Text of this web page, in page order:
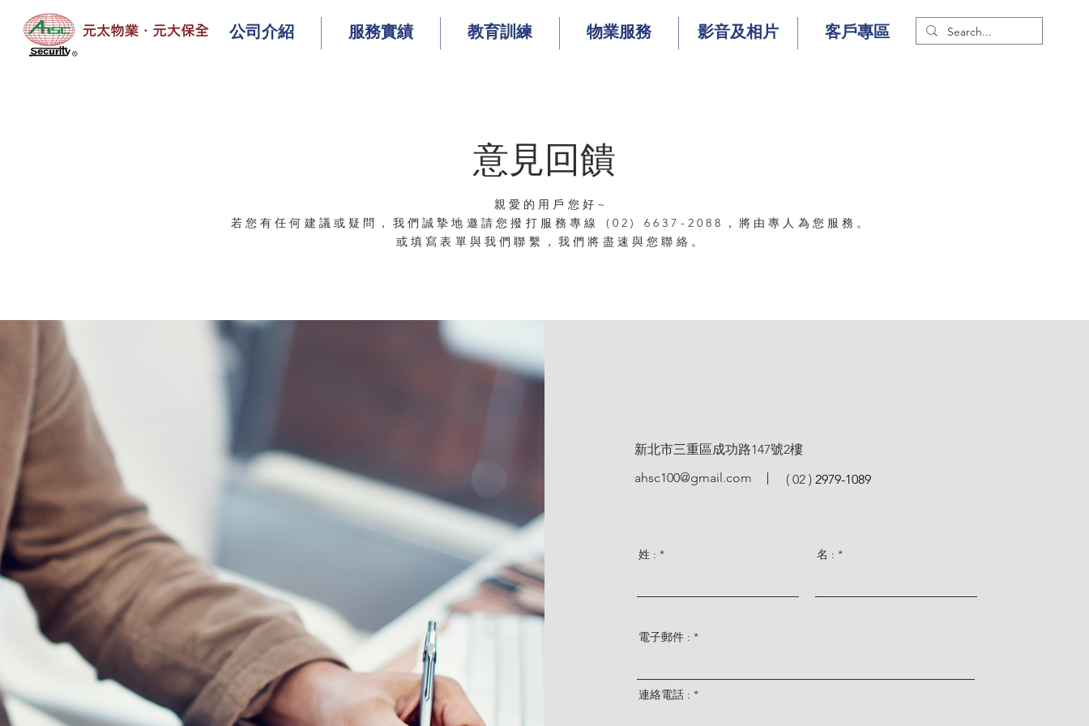
公司介紹 服務實績 教育訓練 物業服務 影音及相片 客戶專區
意見回饋
親愛的用戶您好~
若您有任何建議或疑問，我們誠摯地邀請您撥打服務專線 (02) 6637-2088，將由專人為您服務。
或填寫表單與我們聯繫，我們將盡速與您聯絡。
新北市三重區成功路​147號2樓
ahsc100@gmail.com
( 02 ) 2979-1089
姓 : 名 :
電子郵件 :
連絡電話 :